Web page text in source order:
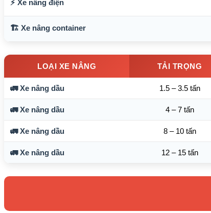
⚡ Xe nâng điện
🏗️ Xe nâng container
LOẠI XE NÂNG TẢI TRỌNG
🚛 Xe nâng dầu 1.5 – 3.5 tấn
🚛 Xe nâng dầu 4 – 7 tấn
🚛 Xe nâng dầu 8 – 10 tấn
🚛 Xe nâng dầu 12 – 15 tấn